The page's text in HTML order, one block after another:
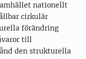
nationellt
cirkulär
förändring
till
den strukturella